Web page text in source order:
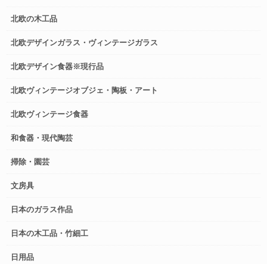
北欧の木工品
北欧デザインガラス・ヴィンテージガラス
北欧デザイン食器※現行品
北欧ヴィンテージオブジェ・陶板・アート
北欧ヴィンテージ食器
和食器・現代陶芸
掃除・園芸
文房具
日本のガラス作品
日本の木工品・竹細工
日用品